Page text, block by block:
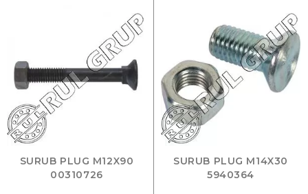
SURUB PLUG M12X90
00310726
SURUB PLUG M14X30
5940364